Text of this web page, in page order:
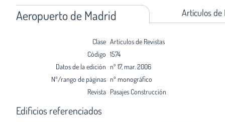
Aeropuerto de Madrid Artículos de
Clase Artículos de Revistas
Código 1574
Datos de la edición nº 17, mar. 2006
Nº/rango de páginas nº monográfico
Revista Pasajes Construcción
Edificios referenciados